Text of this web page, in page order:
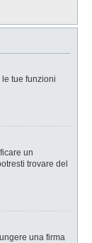
tue funzioni
un
trovare del
una firma